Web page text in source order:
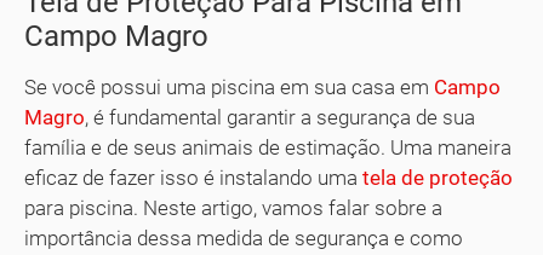
Campo Magro
Se você possui uma piscina em sua casa em Campo
Magro, é fundamental garantir a segurança de sua
família e de seus animais de estimação. Uma maneira
eficaz de fazer isso é instalando uma tela de proteção
para piscina. Neste artigo, vamos falar sobre a
importância dessa medida de segurança e como